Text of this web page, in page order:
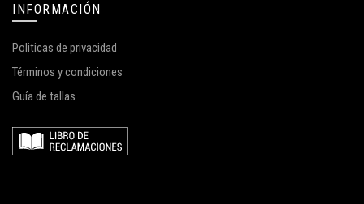
INFORMACIÓN
Politicas de privacidad
Términos y condiciones
Guía de tallas